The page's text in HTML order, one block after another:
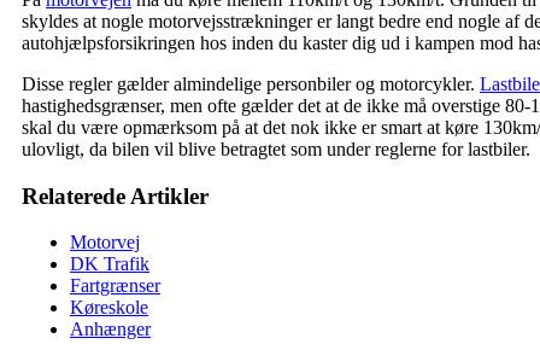
skyldes at nogle motorvejsstrækninger er langt bedre end nogle af
autohjælpsforsikringen hos inden du kaster dig ud i kampen mod
Disse regler gælder almindelige personbiler og motorcykler.
hastighedsgrænser, men ofte gælder det at de ikke må overstige
skal du være opmærksom på at det nok ikke er smart at køre
ulovligt, da bilen vil blive betragtet som under reglerne for lastbiler.
Relaterede Artikler
Motorvej
DK Trafik
Fartgrænser
Køreskole
Anhænger